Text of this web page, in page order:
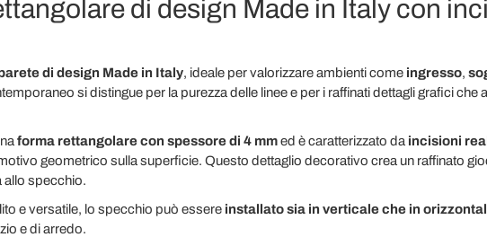
di design Made in Italy con
di design Made in Italy, ideale per valorizzare ambienti come ingresso,
si distingue per la purezza delle linee e per i raffinati dettagli grafici
forma rettangolare con spessore di 4 mmed è caratterizzato da incisioni
geometrico sulla superficie. Questo dettaglio decorativo crea un raffinato
allo specchio.
e versatile, lo specchio può essere installato sia in verticale che in
e di arredo.